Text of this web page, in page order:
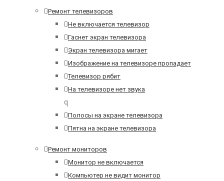
Ремонт телевизоров
Не включается телевизор
Гаснет экран телевизора
Экран телевизора мигает
Изображение на телевизоре пропадает
Телевизор рябит
На телевизоре нет звука
q
Полосы на экране телевизора
Пятна на экране телевизора
Ремонт мониторов
Монитор не включается
Компьютер не видит монитор